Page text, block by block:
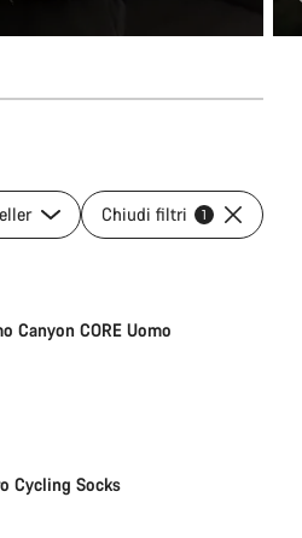
Chiudi filtri 1
Selezione rapida
Canyon CORE Uomo
Cycling Socks